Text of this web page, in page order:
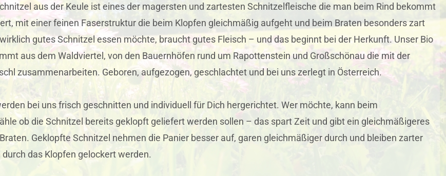
aus der Keule ist eines der magersten und zartesten Schnitzelfleische die man beim Rind bekommt
mit einer feinen Faserstruktur die beim Klopfen gleichmäßig aufgeht und beim Braten besonders zart
gutes Schnitzel essen möchte, braucht gutes Fleisch – und das beginnt bei der Herkunft. Unser Bio
aus dem Waldviertel, von den Bauernhöfen rund um Rapottenstein und Großschönau die mit der
zusammenarbeiten. Geboren, aufgezogen, geschlachtet und bei uns zerlegt in Österreich.
bei uns frisch geschnitten und individuell für Dich hergerichtet. Wer möchte, kann beim
ob die Schnitzel bereits geklopft geliefert werden sollen – das spart Zeit und gibt ein gleichmäßigeres
Geklopfte Schnitzel nehmen die Panier besser auf, garen gleichmäßiger durch und bleiben zarter
das Klopfen gelockert werden.